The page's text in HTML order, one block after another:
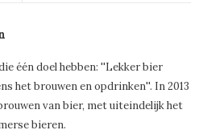
één doel hebben: ''Lekker bier
het brouwen en opdrinken''. In 2013
van bier, met uiteindelijk het
bieren.